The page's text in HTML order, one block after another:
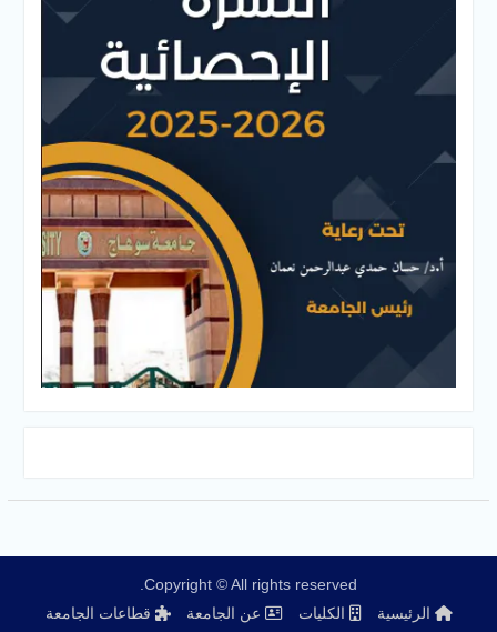
Copyright © All rights reserved.
الرئيسية
الكليات عن الجامعة قطاعات الجامعة